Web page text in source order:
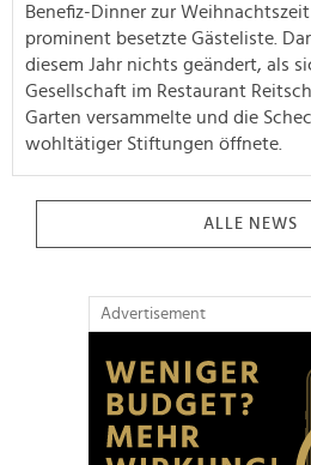
Benefiz-Dinner zur
prominent besetzte Gästeliste.
diesem Jahr nichts geändert, als
Gesellschaft im Restaurant
Garten versammelte und die
wohltätiger Stiftungen öffnete.
ALLE NEWS
Advertisement